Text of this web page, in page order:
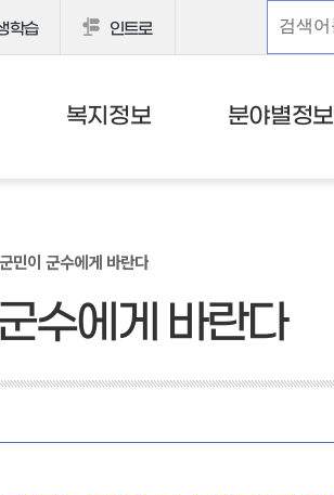
학습 인트로
복지정보 분야별정보
민이 군수에게 바란다
수에게 바란다